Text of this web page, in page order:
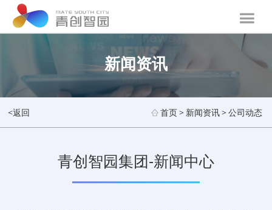
新闻资讯
<返回 首页> 新闻资讯>公司动态
青创智园集团-新闻中心